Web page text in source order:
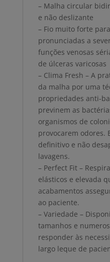
– Malha circular
e não deslizante
– Fio muito forte
pronunciadas a
funções venosas
de úlceras varicosas
– Clima Fresh – A
da malha por uma
propriedades anti-
previnem as
organismos de
provocarem odores.
definitivo e não
lavagens.
– Perfect Fit –
elásticos e elevada
acabamentos
ao paciente.
– Variedade –
tamanhos e
responder às
largo leque de